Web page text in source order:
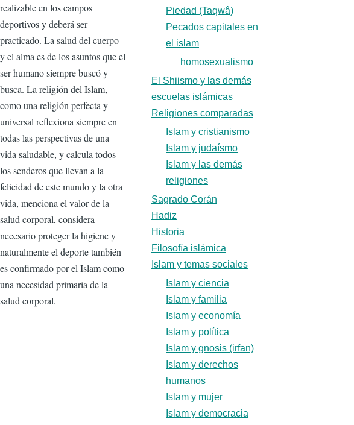
realizable en los campos
deportivos y deberá ser
practicado. La salud del cuerpo
y el alma es de los asuntos que el
ser humano siempre buscó y
busca. La religión del Islam,
como una religión perfecta y
universal reflexiona siempre en
todas las perspectivas de una
vida saludable, y calcula todos
los senderos que llevan a la
felicidad de este mundo y la otra
vida, menciona el valor de la
salud corporal, considera
necesario proteger la higiene y
naturalmente el deporte también
es confirmado por el Islam como
una necesidad primaria de la
salud corporal.
Piedad (Taqwâ)
Pecados capitales en
el islam
homosexualismo
El Shiismo y las demás
escuelas islámicas
Religiones comparadas
Islam y cristianismo
Islam y judaísmo
Islam y las demás
religiones
Sagrado Corán
Hadiz
Historia
Filosofía islámica
Islam y temas sociales
Islam y ciencia
Islam y familia
Islam y economía
Islam y política
Islam y gnosis (irfan)
Islam y derechos
humanos
Islam y mujer
Islam y democracia